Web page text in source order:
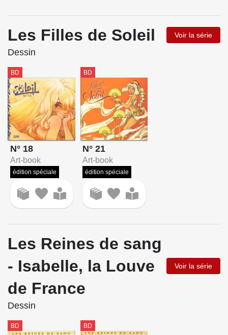
Les Filles de Soleil Voir la série
Dessin
BD
N° 18
Art-book
édition spéciale
BD
N° 21
Art-book
édition spéciale
Les Reines de sang
- Isabelle, la Louve
de France
Voir la série
Dessin
BD BD